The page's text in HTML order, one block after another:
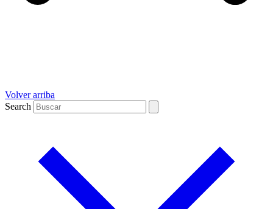
Volver arriba
Search